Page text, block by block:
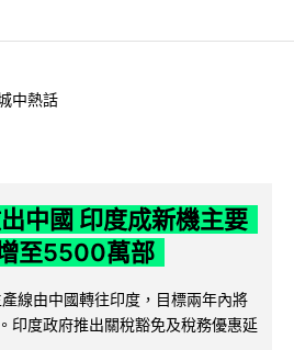
中熱話
中國 印度成新機主要
至5500萬部
線由中國轉往印度，目標兩年內將
印度政府推出關稅豁免及稅務優惠延